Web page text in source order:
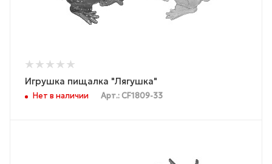
Игрушка пищалка "Лягушка"
Нет в наличии Арт.: CF1809-33